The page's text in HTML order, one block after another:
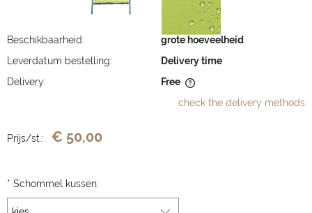
Beschikbaarheid:
grote hoeveelheid
Leverdatum bestelling:
Delivery time
Delivery:
Free
check the delivery methods
Prijs/st.: € 50,00
* Schommel kussen: